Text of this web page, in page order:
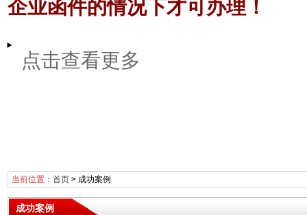
企业函件的情况下才可办理！
点击查看更多
当前位置： 首页> 成功案例
成功案例